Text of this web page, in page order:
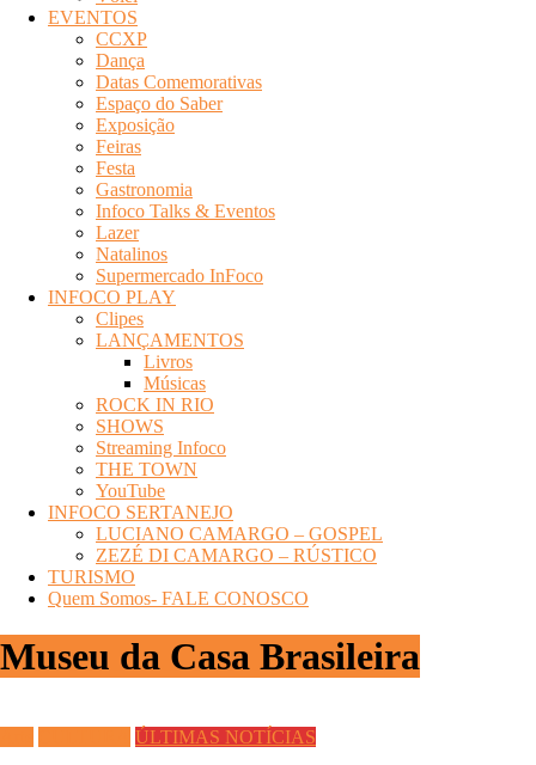
EVENTOS
CCXP
Dança
Datas Comemorativas
Espaço do Saber
Exposição
Feiras
Festa
Gastronomia
Infoco Talks & Eventos
Lazer
Natalinos
Supermercado InFoco
INFOCO PLAY
Clipes
LANÇAMENTOS
Livros
Músicas
ROCK IN RIO
SHOWS
Streaming Infoco
THE TOWN
YouTube
INFOCO SERTANEJO
LUCIANO CAMARGO – GOSPEL
ZEZÉ DI CAMARGO – RÚSTICO
TURISMO
Quem Somos- FALE CONOSCO
Museu da Casa Brasileira
ÚLTIMAS NOTÍCIAS